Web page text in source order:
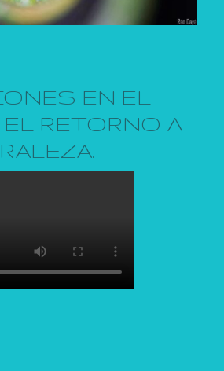
EN EL
EL RETORNO A